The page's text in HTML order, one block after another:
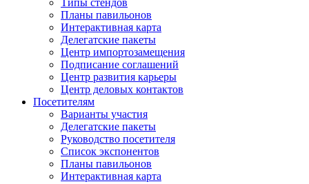
Типы стендов
Планы павильонов
Интерактивная карта
Делегатские пакеты
Центр импортозамещения
Подписание соглашений
Центр развития карьеры
Центр деловых контактов
Посетителям
Варианты участия
Делегатские пакеты
Руководство посетителя
Список экспонентов
Планы павильонов
Интерактивная карта